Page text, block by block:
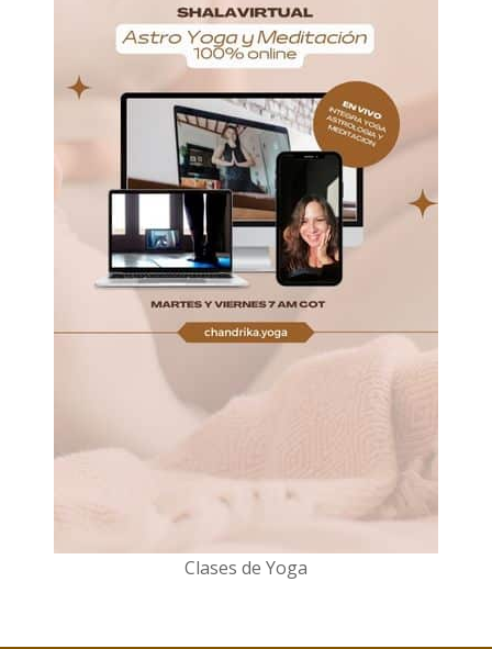
Clases de Yoga